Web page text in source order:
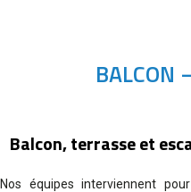
BALCON
Balcon, terrasse et
Nos équipes interviennent